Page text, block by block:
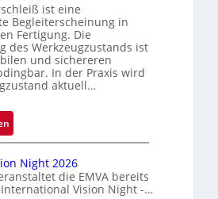
g
e
D
r
u
k
m
r
k
ist eine
Begleiterscheinung in
Fertigung. Die
des Werkzeugzustands ist
und sichereren
In der Praxis wird
aktuell…
:
A
t
o
Night 2026
die EMVA bereits
Vision Night -…